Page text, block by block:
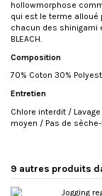
hollowmorphose
qui est le terme
chacun des shinigami
BLEACH.
Composition
70% Coton 30%
Entretien
Chlore interdit /
moyen / Pas de
9 autres produits